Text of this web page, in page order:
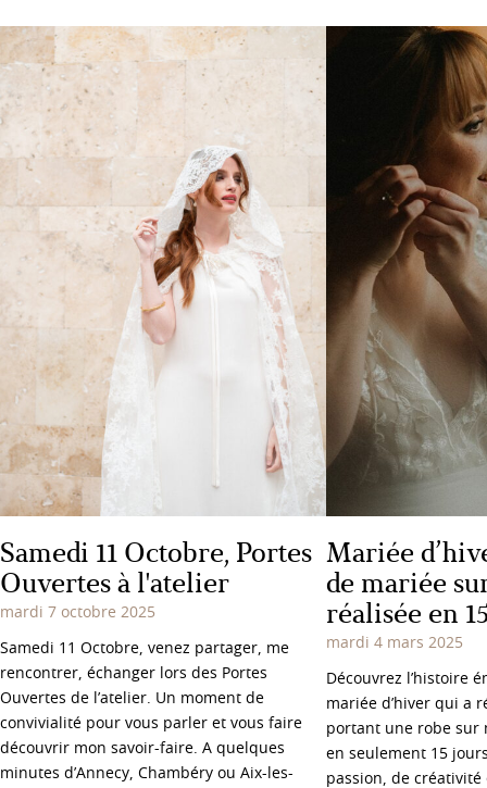
Samedi 11 Octobre, Portes
Ouvertes à l'atelier
mardi 7 octobre 2025
Samedi 11 Octobre, venez partager, me
rencontrer, échanger lors des Portes
Ouvertes de l’atelier. Un moment de
convivialité pour vous parler et vous faire
découvrir mon savoir-faire. A quelques
minutes d’Annecy, Chambéry ou Aix-les-
Mariée
de mariée
réalisée en
mardi 4 mars 2025
Découvrez l’histoire
mariée d’hiver qui a
portant une robe sur
en seulement 15
passion, de créativité